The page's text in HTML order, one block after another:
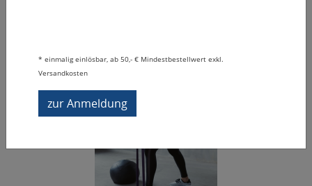
* einmalig einlösbar, ab 50,- € Mindestbestellwert exkl.
Versandkosten
zur Anmeldung